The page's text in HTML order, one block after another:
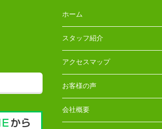
ホーム
スタッフ紹介
アクセスマップ
お客様の声
会社概要